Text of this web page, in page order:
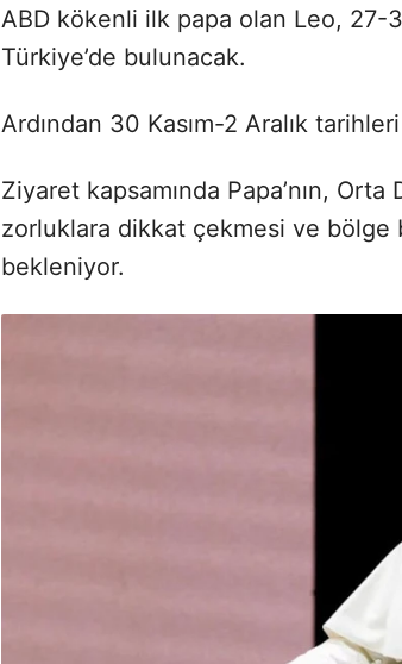
ABD kökenli ilk papa olan Leo, 27-
Türkiye’de bulunacak.
Ardından 30 Kasım-2 Aralık
Ziyaret kapsamında Papa’nın, Orta
zorluklara dikkat çekmesi ve bölge
bekleniyor.